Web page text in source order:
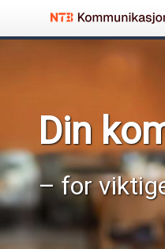
Din
– for